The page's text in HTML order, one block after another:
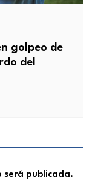
golpeo de
del
será publicada.